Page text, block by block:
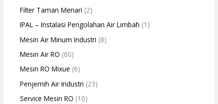
Filter Taman Menari (2)
IPAL – Instalasi Pengolahan Air Limbah (1)
Mesin Air Minum Industri (8)
Mesin Air RO (60)
Mesin RO Mixue (6)
Penjernih Air Industri (23)
Service Mesin RO (10)